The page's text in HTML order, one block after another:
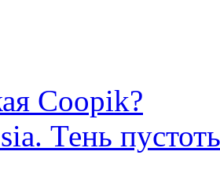
Coopik?
Тень